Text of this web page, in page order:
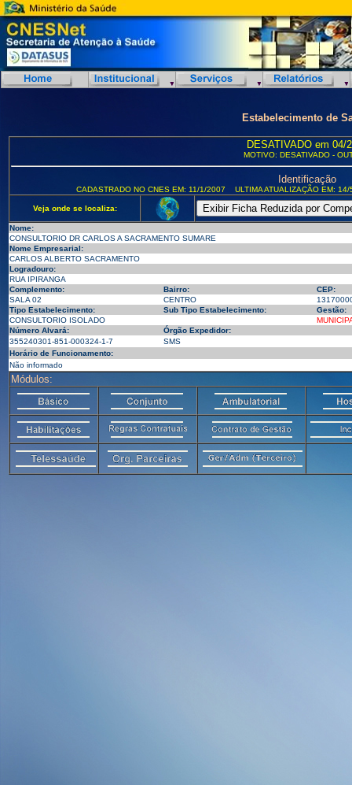
Estabelecimento de
DESATIVADO em 04/
MOTIVO: DESATIVADO -
Identificação
CADASTRADO NO CNES EM: 11/1/2007 ULTIMA ATUALIZAÇÃO EM:
Veja onde se localiza:
Nome:
CONSULTORIO DR CARLOS A SACRAMENTO SUMARE
Nome Empresarial:
CARLOS ALBERTO SACRAMENTO
Logradouro:
RUA IPIRANGA
Complemento:
Bairro:
CEP:
SALA 02
CENTRO
Tipo Estabelecimento:
Sub Tipo Estabelecimento:
Gestão:
CONSULTORIO ISOLADO
Número Alvará:
Órgão Expedidor:
355240301-851-000324-1-7
SMS
Horário de Funcionamento:
Não informado
Módulos: